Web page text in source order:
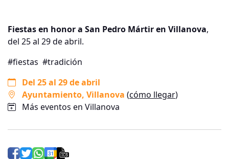
Fiestas en honor a San Pedro Mártir en Villanova,
del 25 al 29 de abril.
#fiestas #tradición
Del 25 al 29 de abril
Ayuntamiento, Villanova (cómo llegar)
Más eventos en Villanova